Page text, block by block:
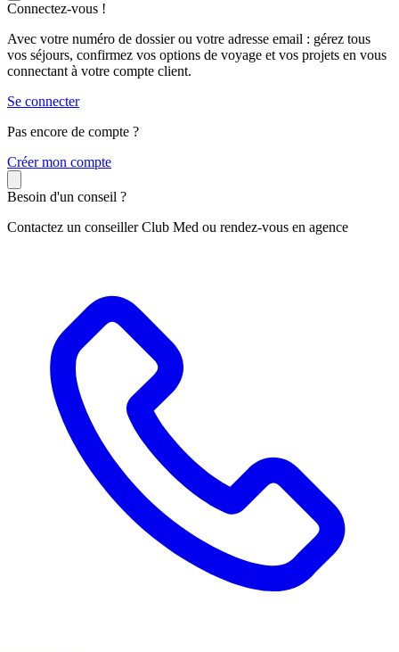
Connectez-vous !
Avec votre numéro de dossier ou votre adresse email : gérez tous
vos séjours, confirmez vos options de voyage et vos projets en vous
connectant à votre compte client.
Se connecter
Pas encore de compte ?
Créer mon compte
Besoin d'un conseil ?
Contactez un conseiller Club Med ou rendez-vous en agence